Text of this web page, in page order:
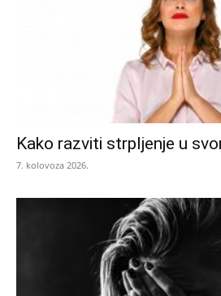
Kako razviti strpljenje u
7. kolovoza 2026.